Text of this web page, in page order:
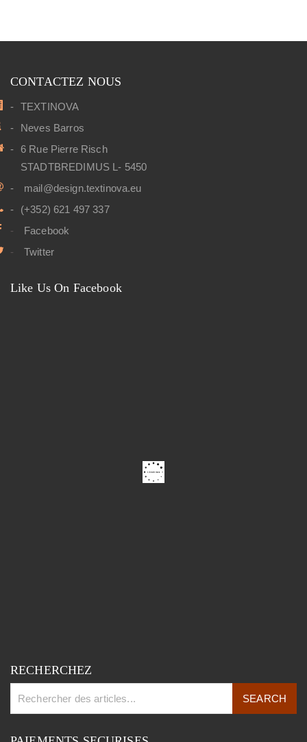
CONTACTEZ NOUS
TEXTINOVA
Neves Barros
6 Rue Pierre Risch
STADTBREDIMUS L- 5450
mail@design.textinova.eu
(+352) 621 497 337
Facebook
Twitter
Like Us On Facebook
RECHERCHEZ